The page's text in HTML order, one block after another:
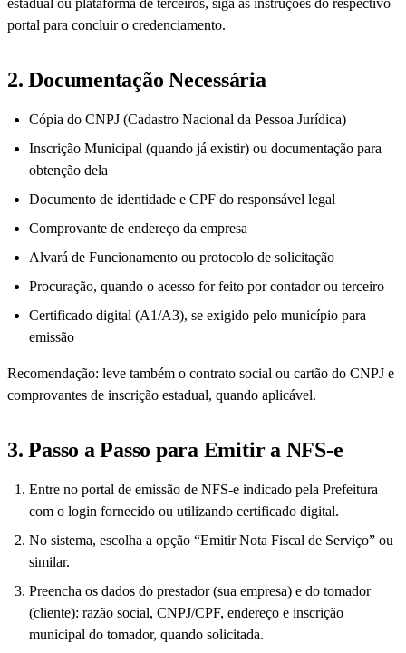
estadual ou plataforma de terceiros, siga as instruções do respectivo
portal para concluir o credenciamento.
2. Documentação Necessária
Cópia do CNPJ (Cadastro Nacional da Pessoa Jurídica)
Inscrição Municipal (quando já existir) ou documentação para
obtenção dela
Documento de identidade e CPF do responsável legal
Comprovante de endereço da empresa
Alvará de Funcionamento ou protocolo de solicitação
Procuração, quando o acesso for feito por contador ou terceiro
Certificado digital (A1/A3), se exigido pelo município para
emissão
Recomendação: leve também o contrato social ou cartão do CNPJ e
comprovantes de inscrição estadual, quando aplicável.
3. Passo a Passo para Emitir a NFS-e
Entre no portal de emissão de NFS-e indicado pela Prefeitura
com o login fornecido ou utilizando certificado digital.
No sistema, escolha a opção “Emitir Nota Fiscal de Serviço” ou
similar.
Preencha os dados do prestador (sua empresa) e do tomador
(cliente): razão social, CNPJ/CPF, endereço e inscrição
municipal do tomador, quando solicitada.